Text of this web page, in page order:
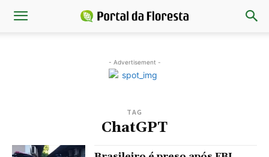
- Advertisement -
TAG
ChatGPT